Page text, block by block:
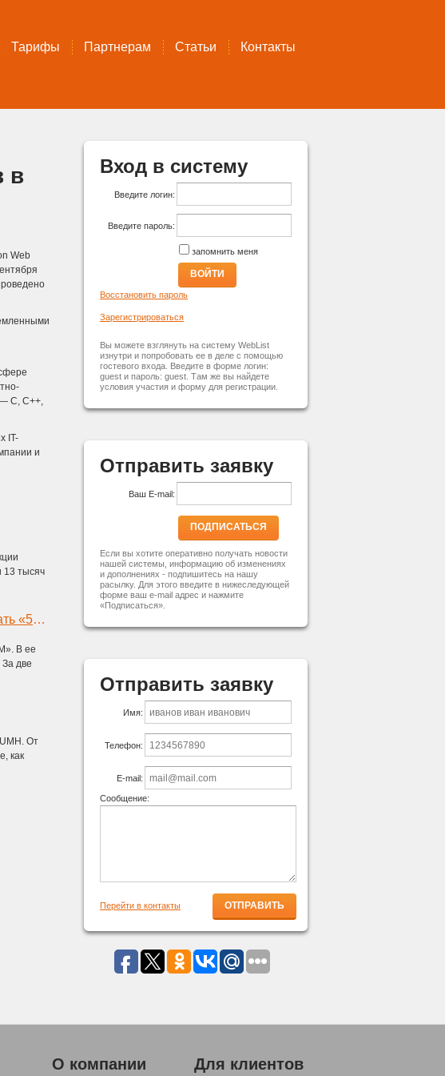
Тарифы Партнерам Статьи Контакты
в
Web
C, C++,
IT-
и
13 тысяч
«Ретро FM» продолжает искать обладателя Фиат 500 и выбирать «500 хитов всех времен».
В ее
две
От
как
Вход в систему
Введите логин:
Введите пароль:
запомнить меня
ВОЙТИ
Восстановить пароль
Зарегистрироваться
Вы можете взглянуть на систему WebList
изнутри и попробовать ее в деле с помощью
гостевого входа. Введите в форме логин:
guest и пароль: guest. Там же вы найдете
условия участия и форму для регистрации.
Отправить заявку
Ваш E-mail:
ПОДПИСАТЬСЯ
Если вы хотите оперативно получать новости
нашей системы, информацию об изменениях
и дополнениях - подпишитесь на нашу
расылку. Для этого введите в нижеследующей
форме ваш e-mail адрес и нажмите
«Подписаться».
Отправить заявку
Имя:
Телефон:
E-mail:
Сообщение:
Перейти в контакты
О компании Для клиентов